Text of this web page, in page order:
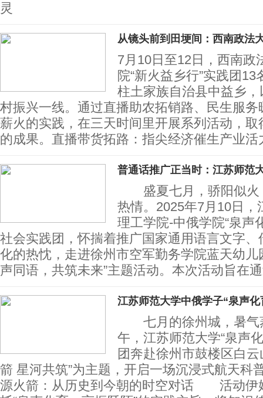
灵
从镜头前到田埂间：西南政法
7月10日至12日，西南政
院“新火益乡行”实践团
柱土家族自治县中益乡，
村振兴一线。通过直播助农拓销路、民生服
薪火的实践，在三天时间里开展系列活动，
的成果。直播带货拓路：指尖经济催生产业活
普通话推广正当时：江苏师范
盛夏七月，骄阳似火
热情。2025年7月10日，
理工学院-中俄学院“泉声
社会实践团，怀揣着推广国家通用语言文字
化的热忱，走进徐州市空军勤务学院蓝天幼儿
声同语，共筑未来”主题活动。本次活动旨在
江苏师范大学中俄学子“泉声
七月的徐州城，暑气
午，江苏师范大学“泉声
团奔赴徐州市鼓楼区白
箭 星河共筑”为主题，开启一场沉浸式航天
源火箭：从历史到今朝的时空对话 活动伊